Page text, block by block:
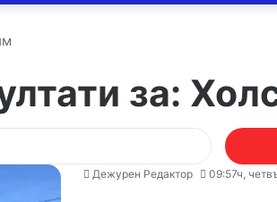
за:
Търсене
за:
Дежурен Редактор
09:57ч,